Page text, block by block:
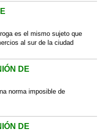
es el mismo sujeto que
al sur de la ciudad
DE
norma imposible de
DE